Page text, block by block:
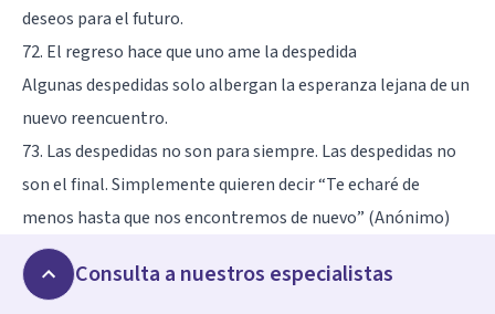
deseos para el futuro.
72. El regreso hace que uno ame la despedida
Algunas despedidas solo albergan la esperanza lejana de un
nuevo reencuentro.
73. Las despedidas no son para siempre. Las despedidas no
son el final. Simplemente quieren decir “Te echaré de
menos hasta que nos encontremos de nuevo” (Anónimo)
No debemos considerar ninguna despedida como el final
permanente de la relación.
Consulta a nuestros especialistas